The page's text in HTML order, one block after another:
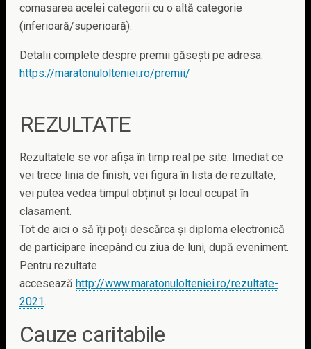
comasarea acelei categorii cu o altă categorie
(inferioară/superioară).
Detalii complete despre premii găsești pe adresa:
https://maratonulolteniei.ro/premii/
REZULTATE
Rezultatele se vor afișa în timp real pe site. Imediat ce
vei trece linia de finish, vei figura în lista de rezultate,
vei putea vedea timpul obținut și locul ocupat în
clasament.
Tot de aici o să îți poți descărca și diploma electronică
de participare începând cu ziua de luni, după eveniment.
Pentru rezultate
accesează http://www.maratonulolteniei.ro/rezultate-
2021.
Cauze caritabile